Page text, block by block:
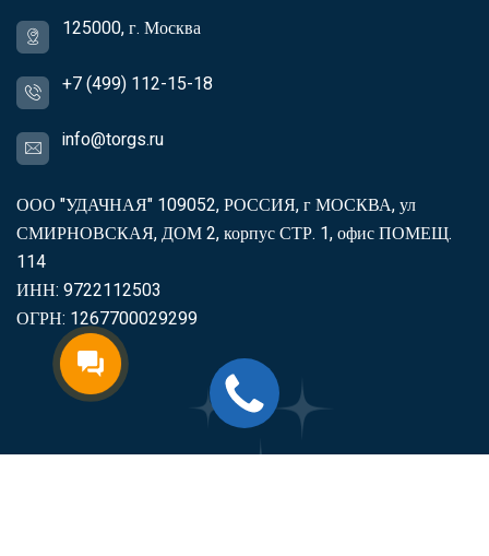
125000, г. Москва
+7 (499) 112-15-18
info@torgs.ru
ООО "УДАЧНАЯ" 109052, РОССИЯ, г МОСКВА, ул
СМИРНОВСКАЯ, ДОМ 2, корпус СТР. 1, офис ПОМЕЩ.
114
ИНН: 9722112503
ОГРН: 1267700029299